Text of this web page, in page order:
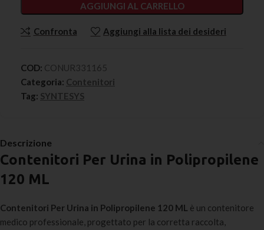
AGGIUNGI AL CARRELLO
Confronta Aggiungi alla lista dei desideri
COD: CONUR331165
Categoria: Contenitori
Tag: SYNTESYS
Descrizione
Contenitori Per Urina in Polipropilene
120 ML
Contenitori Per Urina in Polipropilene 120 ML è un contenitore
medico professionale, progettato per la corretta raccolta,